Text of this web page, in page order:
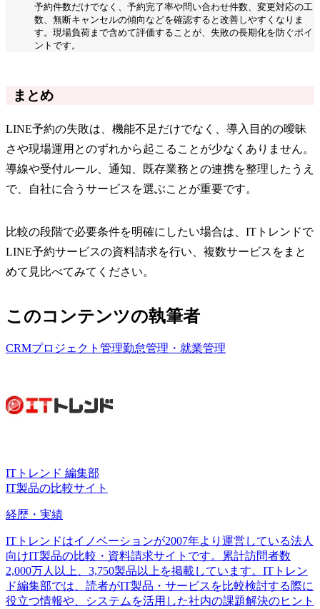
予約件数だけでなく、予約完了率や問い合わせ件数、変更対応の工
数、無断キャンセルの傾向などを確認すると改善しやすくなりま
す。現場負荷まで含めて評価することが、失敗の長期化を防ぐポイ
ントです。
まとめ
LINE予約の失敗は、機能不足だけでなく、導入目的の曖昧
さや現場運用とのずれから起こることが少なくありません。
導線や受付ルール、通知、既存業務との連携を整理したうえ
で、自社に合うサービスを選ぶことが重要です。
比較の段階で必要条件を明確にしたい場合は、ITトレンドで
LINE予約サービスの資料請求を行い、複数サービスをまと
めて見比べてみてください。
このコンテンツの執筆者
CRMプロジェクト管理勤怠管理・就業管理
ITトレンド 編集部
IT製品の比較サイト
経歴・実績
ITトレンドはイノベーションが2007年より運営している法人
向けIT製品の比較・資料請求サイトです。累計訪問者数
2,000万人以上、3,750製品以上を掲載しています。ITトレン
ド編集部では、読者がIT製品・サービスを比較検討する際に
役立つ情報や、システムを活用した社内の課題解決のヒント